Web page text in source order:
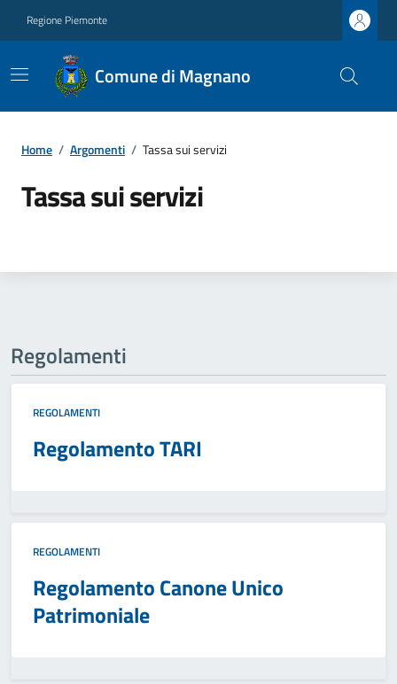
Regione Piemonte
Comune di Magnano
Home / Argomenti / Tassa sui servizi
Tassa sui servizi
Regolamenti
REGOLAMENTI
Regolamento TARI
REGOLAMENTI
Regolamento Canone Unico
Patrimoniale